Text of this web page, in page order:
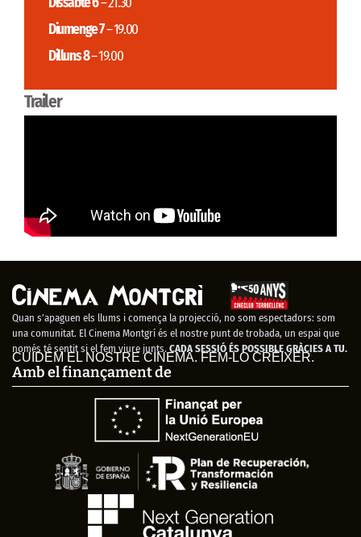
Diumenge 7– 19.00
Dilluns 8– 19.00
Trailer
Quan s’apaguen els llums i comença la projecció, no som espectadors: som
una comunitat. El Cinema Montgrí és el nostre punt de trobada, un espai que
només té sentit si el fem viure junts. CADA SESSIÓ ÉS POSSIBLE GRÀCIES A TU.
CUIDEM EL NOSTRE CINEMA. FEM-LO CRÉIXER.
Amb el finançament de